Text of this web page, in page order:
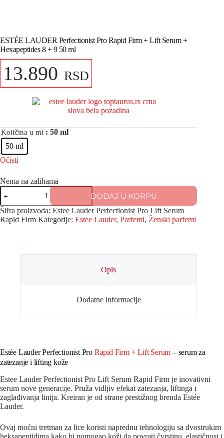
ESTÉE LAUDER Perfectionist Pro Rapid Firm + Lift Serum +
Hexapeptides 8 + 9 50 ml
13.890 RSD
Količina u ml : 50 ml
50 ml
Očisti
Nema na zalihama
DODAJ U KORPU
Šifra proizvoda: Estee Lauder Perfectionist Pro Lift Serum
Rapid Firm Kategorije: Estee Lauder, Parfemi, Ženski parfemi
Opis
Dodatne informacije
Estée Lauder Perfectionist Pro Rapid Firm + Lift Serum – serum za
zatezanje i lifting kože
Estee Lauder Perfectionist Pro Lift Serum Rapid Firm je inovativni
serum nove generacije. Pruža vidljiv efekat zatezanja, liftinga i
zaglađivanja linija. Kreiran je od strane prestižnog brenda Estée
Lauder.
Ovaj moćni tretman za lice koristi naprednu tehnologiju sa dvostrukim
heksapeptidima kako bi pomogao koži da povrati čvrstinu, elastičnost i